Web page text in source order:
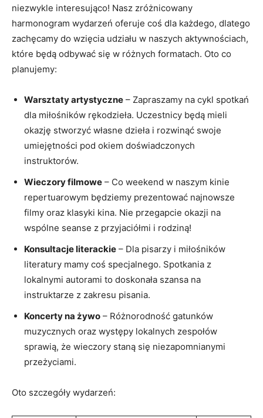
niezwykle interesująco! Nasz zróżnicowany
harmonogram wydarzeń oferuje coś dla każdego, dlatego
zachęcamy do wzięcia udziału w naszych aktywnościach,
które będą odbywać się w różnych formatach. Oto co
planujemy:
Warsztaty artystyczne – Zapraszamy na cykl spotkań
dla miłośników rękodzieła. Uczestnicy będą mieli
okazję stworzyć własne dzieła i rozwinąć swoje
umiejętności pod okiem doświadczonych
instruktorów.
Wieczory filmowe – Co weekend w naszym kinie
repertuarowym będziemy prezentować najnowsze
filmy oraz klasyki kina. Nie przegapcie okazji na
wspólne seanse z przyjaciółmi i rodziną!
Konsultacje literackie – Dla pisarzy i miłośników
literatury mamy coś specjalnego. Spotkania z
lokalnymi autorami to doskonała szansa na
instruktarze z zakresu pisania.
Koncerty na żywo – Różnorodność gatunków
muzycznych oraz występy lokalnych zespołów
sprawią, że wieczory staną się niezapomnianymi
przeżyciami.
Oto szczegóły wydarzeń: